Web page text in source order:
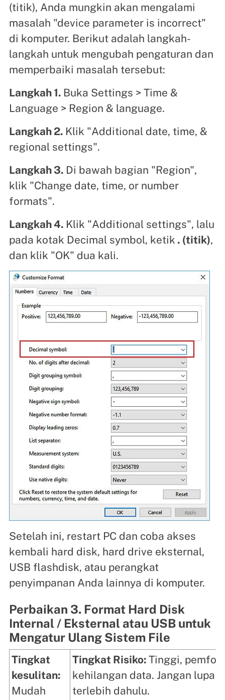
(titik), Anda mungkin akan mengalami
masalah "device parameter is incorrect"
di komputer. Berikut adalah langkah-
langkah untuk mengubah pengaturan dan
memperbaiki masalah tersebut:
Langkah 1. Buka Settings > Time &
Language > Region & language.
Langkah 2. Klik "Additional date, time, &
regional settings".
Langkah 3. Di bawah bagian "Region",
klik "Change date, time, or number
formats".
Langkah 4. Klik "Additional settings", lalu
pada kotak Decimal symbol, ketik . (titik),
dan klik "OK" dua kali.
Setelah ini, restart PC dan coba akses
kembali hard disk, hard drive eksternal,
USB flashdisk, atau perangkat
penyimpanan Anda lainnya di komputer.
Perbaikan 3. Format Hard Disk
Internal / Eksternal atau USB untuk
Mengatur Ulang Sistem File
Tingkat
kesulitan:
Mudah
Tingkat Risiko:Tinggi,
kehilangan data. Jangan lupa
terlebih dahulu.